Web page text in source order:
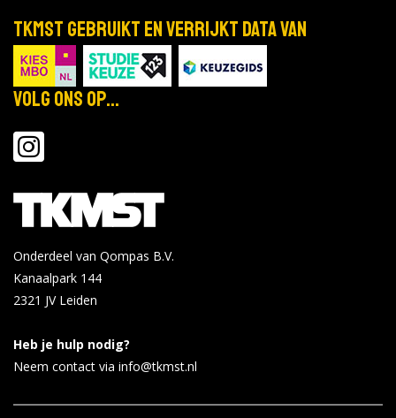
TKMST gebruikt en verrijkt data van
Volg ons op...
Onderdeel van Qompas B.V.
Kanaalpark 144
2321 JV Leiden
Heb je hulp nodig?
Neem contact via info@tkmst.nl